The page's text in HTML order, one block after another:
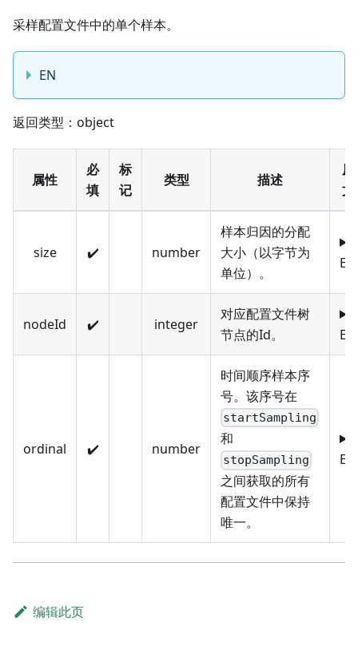
采样配置文件中的单个样本。
EN
返回类型：object
属性
必
填
标
记
类型 描述
原
文
size ✔️ number
样本归因的分配
大小（以字节为
单位）。
EN
nodeId ✔️ integer
对应配置文件树
节点的Id。
EN
ordinal ✔️ number
时间顺序样本序
号。该序号在
startSampling
和
stopSampling
之间获取的所有
配置文件中保持
唯一。
EN
编辑此页